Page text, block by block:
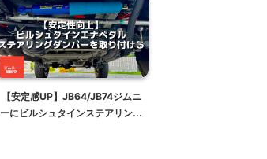
【安定感UP】JB64/JB74ジムニ
ーにビルシュタインステアリング